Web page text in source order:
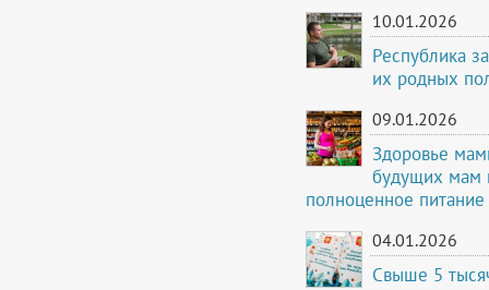
10.01.2026
Республика
их родных
09.01.2026
Здоровье
будущих мам
полноценное питание
04.01.2026
Свыше 5